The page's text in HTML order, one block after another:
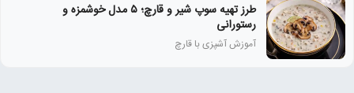
طرز تهیه سوپ شیر و قارچ؛ ۵ مدل خوشمزه و
رستورانی
آموزش آشپزی با قارچ